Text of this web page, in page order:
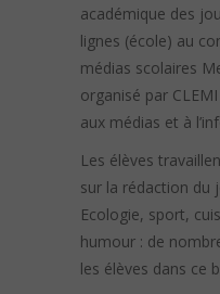
académique des
lignes (école) au
médias scolaires
organisé par
aux médias et à
Les élèves
sur la rédaction du
Ecologie, sport,
humour : de
les élèves dans ce